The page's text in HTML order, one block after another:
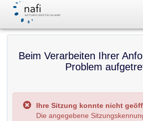
Beim Verarbeiten Ihrer
Problem
Ihre Sitzung konnte nicht
Die angegebene